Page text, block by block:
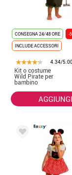
CONSEGNA 24/48 ORE
-
INCLUDE ACCESSORI
4.34/5.00
Kit o costume
Wild Pirate per
bambino
AGGIUNGI